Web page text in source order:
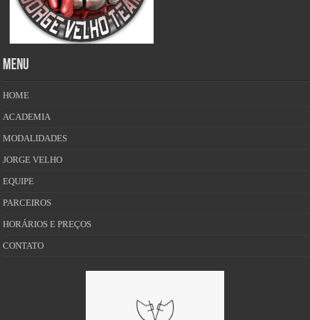
MENU
HOME
ACADEMIA
MODALIDADES
JORGE VELHO
EQUIPE
PARCEIROS
HORÁRIOS E PREÇOS
CONTATO